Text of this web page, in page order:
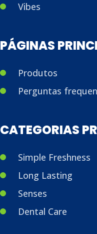
Vibes
PÁGINAS
Produtos
Perguntas
CATEGORIAS
Simple Freshness
Long Lasting
Senses
Dental Care